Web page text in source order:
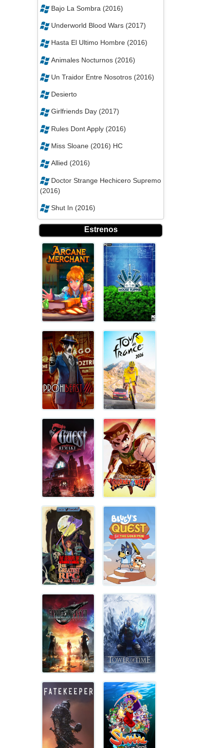
Bajo La Sombra (2016)
Underworld Blood Wars (2017)
Hasta El Ultimo Hombre (2016)
Animales Nocturnos (2016)
Un Traidor Entre Nosotros (2016)
Desierto
Girlfriends Day (2017)
Rules Dont Apply (2016)
Miss Sloane (2016) HC
Allied (2016)
Doctor Strange Hechicero Supremo
(2016)
Shut In (2016)
Estrenos